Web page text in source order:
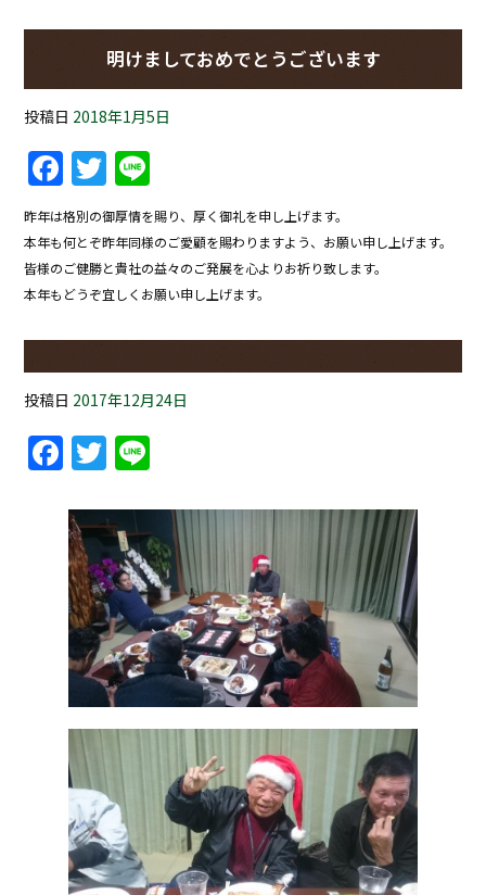
明けましておめでとうございます
投稿日 2018年1月5日
Facebook
Twitter
昨年は格別の御厚情を賜り、厚く御礼を申し上げます。
本年も何とぞ昨年同様のご愛顧を賜わりますよう、お願い申し上げます。
皆様のご健勝と貴社の益々のご発展を心よりお祈り致します。
本年もどうぞ宜しくお願い申し上げます。
投稿日 2017年12月24日
Facebook
Twitter